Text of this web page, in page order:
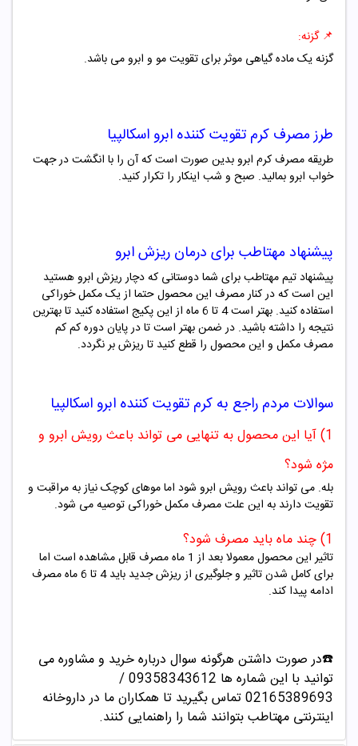
📌 گزنه:
گزنه یک ماده گیاهی موثر برای تقویت مو و ابرو می باشد.
طرز مصرف کرم تقویت کننده ابرو اسکالپیا
طریقه مصرف کرم ابرو بدین صورت است که آن را با انگشت در جهت
خواب ابرو بمالید. صبح و شب اینکار را تکرار کنید.
پیشنهاد مهتاطب برای درمان ریزش ابرو
پیشنهاد تیم مهتاطب برای شما دوستانی که دچار ریزش ابرو هستید
این است که در کنار مصرف این محصول حتما از یک مکمل خوراکی
استفاده کنید. بهتر است 4 تا 6 ماه از این پکیج استفاده کنید تا بهترین
نتیجه را داشته باشید. در ضمن بهتر است تا در پایان دوره کم کم
مصرف مکمل و این محصول را قطع کنید تا ریزش بر نگردد.
سوالات مردم راجع به کرم تقویت کننده ابرو اسکالپیا
1) آیا این محصول به تنهایی می تواند باعث رویش ابرو و
مژه شود؟
بله. می تواند باعث رویش ابرو شود اما موهای کوچک نیاز به مراقبت و
تقویت دارند به این علت مصرف مکمل خوراکی توصیه می شود.
1) چند ماه باید مصرف شود؟
تاثیر این مح
صول معمولا بعد از 1 ماه مصرف قابل مشاهده است اما
برای کامل شدن تاثیر و جلوگیری از ریزش جدید باید 4 تا 6 ماه مصرف
ادامه پیدا کند.
☎️در صورت داشتن هرگونه سوال درباره خرید و مشاوره می
توانید با این شماره ها 09358343612 /
02165389693تماس بگیرید تا همکاران ما در داروخانه
اینترنتی مهتاطب بتوانند شما را راهنمایی کنند.